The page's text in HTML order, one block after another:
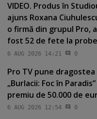
VIDEO. Produs în
ajuns Roxana
o firmă din grupul Pro,
fost 52 de fete la
6 AUG 2026 14:21 0
Pro TV pune
„Burlacii: Foc în
premiu de 50.000 de
6 AUG 2026 12:54 0